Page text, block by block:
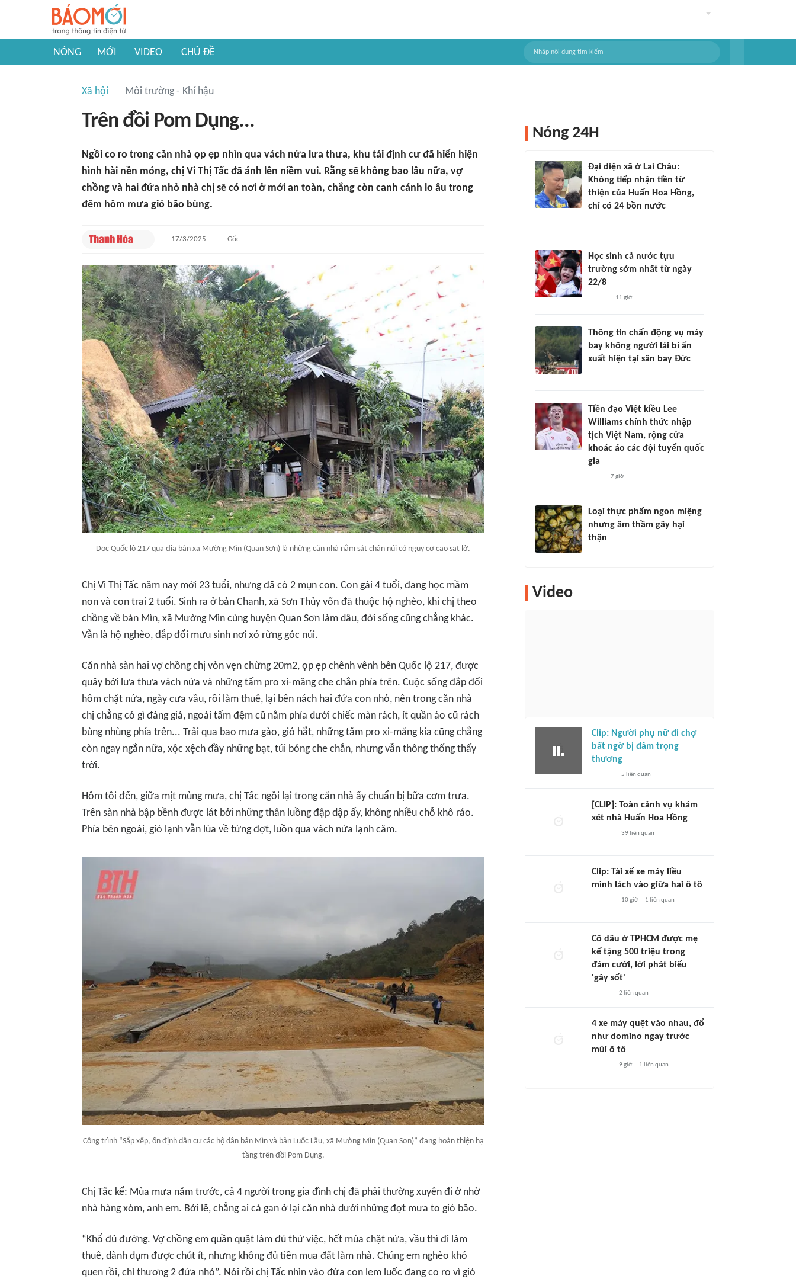
NÓNG MỚI VIDEO CHỦ ĐỀ
Xã hội Môi trường - Khí hậu
Trên đồi Pom Dụng...
Ngồi co ro trong căn nhà ọp ẹp nhìn qua vách nứa lưa thưa, khu tái định cư đã hiển hiện
hình hài nền móng, chị Vi Thị Tấc đã ánh lên niềm vui. Rằng sẽ không bao lâu nữa, vợ
chồng và hai đứa nhỏ nhà chị sẽ có nơi ở mới an toàn, chẳng còn canh cánh lo âu trong
đêm hôm mưa gió bão bùng.
17/3/2025 Gốc
Dọc Quốc lộ 217 qua địa bàn xã Mường Mìn (Quan Sơn) là những căn nhà nằm sát chân núi có nguy cơ cao sạt lở.
Chị Vi Thị Tấc năm nay mới 23 tuổi, nhưng đã có 2 mụn con. Con gái 4 tuổi, đang học mầm
non và con trai 2 tuổi. Sinh ra ở bản Chanh, xã Sơn Thủy vốn đã thuộc hộ nghèo, khi chị theo
chồng về bản Mìn, xã Mường Mìn cùng huyện Quan Sơn làm dâu, đời sống cũng chẳng khác.
Vẫn là hộ nghèo, đắp đổi mưu sinh nơi xó rừng góc núi.
Căn nhà sàn hai vợ chồng chị vỏn vẹn chừng 20m2, ọp ẹp chênh vênh bên Quốc lộ 217, được
quây bởi lưa thưa vách nứa và những tấm pro xi-măng che chắn phía trên. Cuộc sống đắp đổi
hôm chặt nứa, ngày cưa vầu, rồi làm thuê, lại bên nách hai đứa con nhỏ, nên trong căn nhà
chị chẳng có gì đáng giá, ngoài tấm đệm cũ nằm phía dưới chiếc màn rách, ít quần áo cũ rách
bùng nhùng phía trên... Trải qua bao mưa gào, gió hắt, những tấm pro xi-măng kia cũng chẳng
còn ngay ngắn nữa, xộc xệch đầy những bạt, túi bóng che chắn, nhưng vẫn thông thống thấy
trời.
Hôm tôi đến, giữa mịt mùng mưa, chị Tấc ngồi lại trong căn nhà ấy chuẩn bị bữa cơm trưa.
Trên sàn nhà bập bềnh được lát bởi những thân luồng đập dập ấy, không nhiều chỗ khô ráo.
Phía bên ngoài, gió lạnh vẫn lùa về từng đợt, luồn qua vách nứa lạnh căm.
Công trình “Sắp xếp, ổn định dân cư các hộ dân bản Mìn và bản Luốc Lầu, xã Mường Mìn (Quan Sơn)” đang hoàn thiện hạ
tầng trên đồi Pom Dụng.
Chị Tấc kể: Mùa mưa năm trước, cả 4 người trong gia đình chị đã phải thường xuyên đi ở nhờ
nhà hàng xóm, anh em. Bởi lẽ, chẳng ai cả gan ở lại căn nhà dưới những đợt mưa to gió bão.
“Khổ đủ đường. Vợ chồng em quần quật làm đủ thứ việc, hết mùa chặt nứa, vầu thì đi làm
thuê, dành dụm được chút ít, nhưng không đủ tiền mua đất làm nhà. Chúng em nghèo khó
quen rồi, chỉ thương 2 đứa nhỏ”. Nói rồi chị Tấc nhìn vào đứa con lem luốc đang co ro vì gió
Nóng 24H
Đại diện xã ở Lai Châu:
Không tiếp nhận tiền từ
thiện của Huấn Hoa Hồng,
chỉ có 24 bồn nước
Học sinh cả nước tựu
trường sớm nhất từ ngày
22/8
11 giờ
Thông tin chấn động vụ máy
bay không người lái bí ẩn
xuất hiện tại sân bay Đức
Tiền đạo Việt kiều Lee
Williams chính thức nhập
tịch Việt Nam, rộng cửa
khoác áo các đội tuyển quốc
gia
7 giờ
Loại thực phẩm ngon miệng
nhưng âm thầm gây hại
thận
Video
Clip: Người phụ nữ đi chợ
bất ngờ bị đâm trọng
thương
5 liên quan
[CLIP]: Toàn cảnh vụ khám
xét nhà Huấn Hoa Hồng
39 liên quan
Clip: Tài xế xe máy liều
mình lách vào giữa hai ô tô
10 giờ 1 liên quan
Cô dâu ở TPHCM được mẹ
kế tặng 500 triệu trong
đám cưới, lời phát biểu
'gây sốt'
2 liên quan
4 xe máy quệt vào nhau, đổ
như domino ngay trước
mũi ô tô
9 giờ 1 liên quan